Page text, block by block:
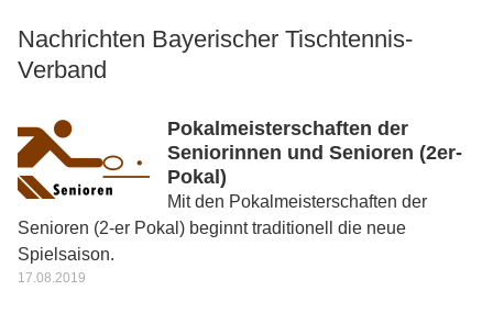
Nachrichten Bayerischer Tischtennis-
Verband
Pokalmeisterschaften der
Seniorinnen und Senioren (2er-
Pokal)
Mit den Pokalmeisterschaften der
Senioren (2-er Pokal) beginnt traditionell die neue
Spielsaison.
17.08.2019